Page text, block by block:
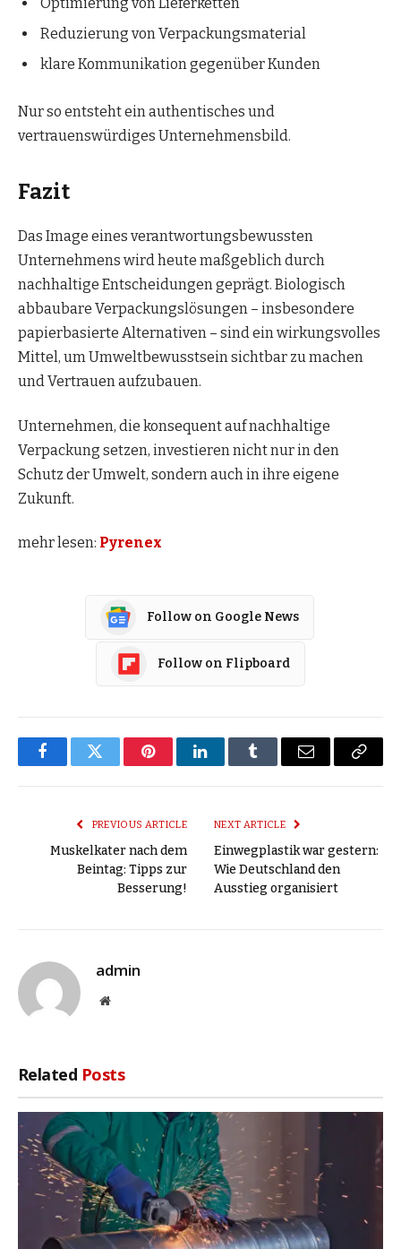
Reduzierung von Verpackungsmaterial
klare Kommunikation gegenüber Kunden
Nur so entsteht ein authentisches und
vertrauenswürdiges Unternehmensbild.
Fazit
Das Image eines verantwortungsbewussten
Unternehmens wird heute maßgeblich durch
nachhaltige Entscheidungen geprägt. Biologisch
abbaubare Verpackungslösungen – insbesondere
papierbasierte Alternativen – sind ein wirkungsvolles
Mittel, um Umweltbewusstsein sichtbar zu machen
und Vertrauen aufzubauen.
Unternehmen, die konsequent auf nachhaltige
Verpackung setzen, investieren nicht nur in den
Schutz der Umwelt, sondern auch in ihre eigene
Zukunft.
mehr lesen: Pyrenex
Follow on Google News
Follow on Flipboard
FacebookTwitter PinterestLinkedInTumblr Email
Copy
PREVIOUS ARTICLE
Muskelkater nach dem
Beintag: Tipps zur
Besserung!
NEXT ARTICLE
Einwegplastik war gestern:
Wie Deutschland den
Ausstieg organisiert
admin
Website
Related Posts